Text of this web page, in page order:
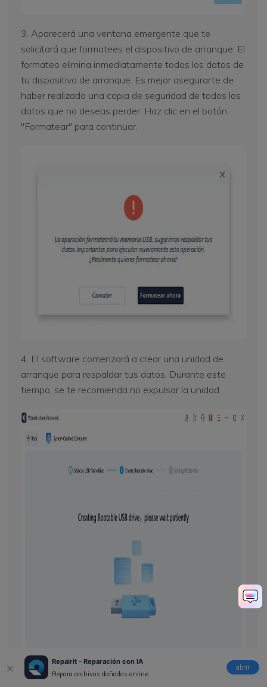
Repairit - Reparación con IA
Repara archivos dañados online.
abrir
3. Aparecerá una ventana emergente que te
solicitará que formatees el dispositivo de arranque. El
formateo elimina inmediatamente todos los datos de
tu dispositivo de arranque. Es mejor asegurarte de
haber realizado una copia de seguridad de todos los
datos que no deseas perder. Haz clic en el botón
"Formatear" para continuar.
4. El software comenzará a crear una unidad de
arranque para respaldar tus datos. Durante este
tiempo, se te recomienda no expulsar la unidad.